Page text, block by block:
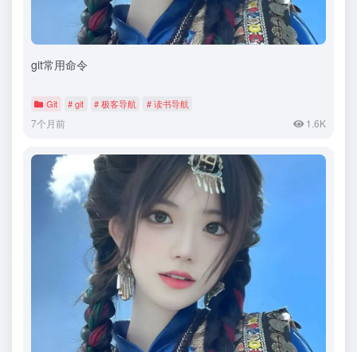
git常用命令
Git # git # 极客导航 # 读书导航
7个月前 1.6K